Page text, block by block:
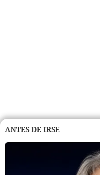
ANTES DE IRSE